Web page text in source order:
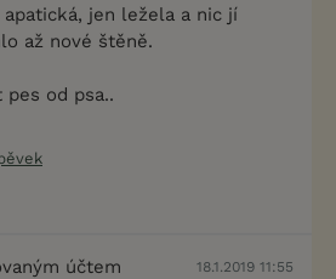
jen ležela a nic jí
až nové štěně.
od psa..
účtem 18.1.2019 11:55